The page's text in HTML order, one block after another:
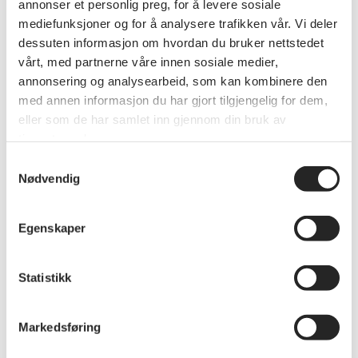
annonser et personlig preg, for å levere sosiale
mediefunksjoner og for å analysere trafikken vår. Vi deler
dessuten informasjon om hvordan du bruker nettstedet
vårt, med partnerne våre innen sosiale medier,
annonsering og analysearbeid, som kan kombinere den
med annen informasjon du har gjort tilgjengelig for dem,
eller som de har samlet inn gjennom din bruk av
Nødvendig
Egenskaper
Statistikk
Markedsføring
Våre høringsinnspill
og vår forbundsledelse deltar i en rekke møter med
Se alle høringsinnspill